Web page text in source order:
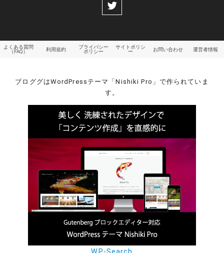
よくある質問
（FAQ）
利用規約
プライバシー
ポリシー
サイトポリシ
ー
お問い合わせ 運営者情報
ブロググはWordPressテーマ「Nishiki Pro」で作られていま
す。